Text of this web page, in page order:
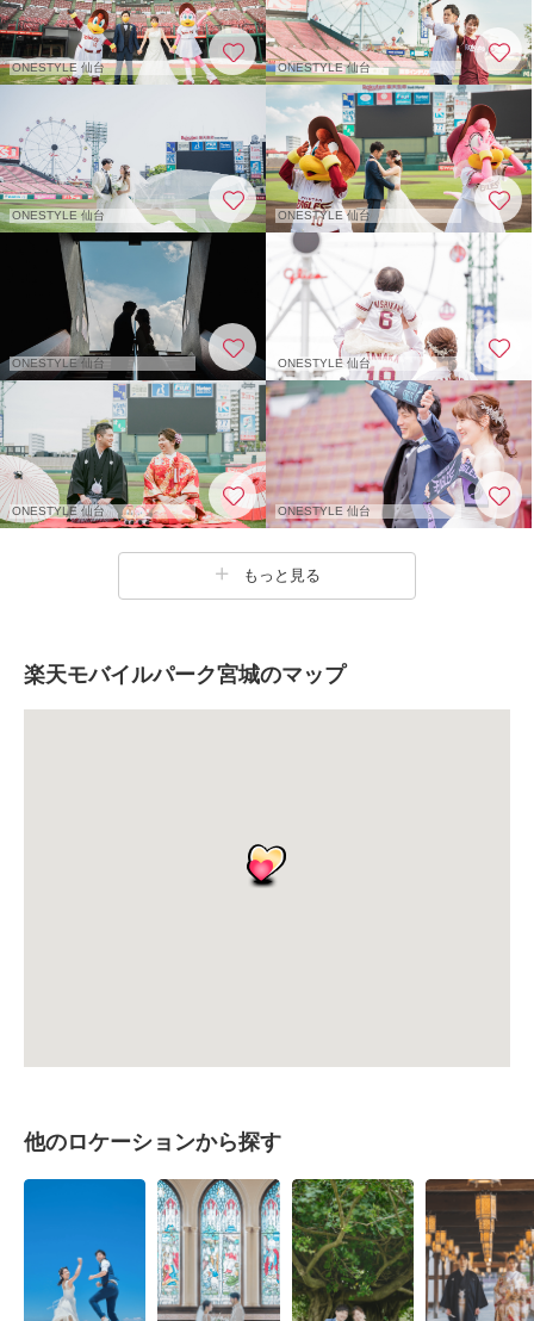
ONESTYLE 仙台 ONESTYLE 仙台
ONESTYLE 仙台 ONESTYLE 仙台
ONESTYLE 仙台 ONESTYLE 仙台
ONESTYLE 仙台 ONESTYLE 仙台
もっと見る
楽天モバイルパーク宮城のマップ
他のロケーションから探す
海・ビーチ チャペル・教会